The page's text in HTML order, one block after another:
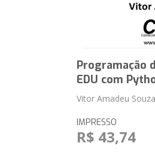
Programação
EDU com
Vitor Amadeu Souza
IMPRESSO
R$ 43,74